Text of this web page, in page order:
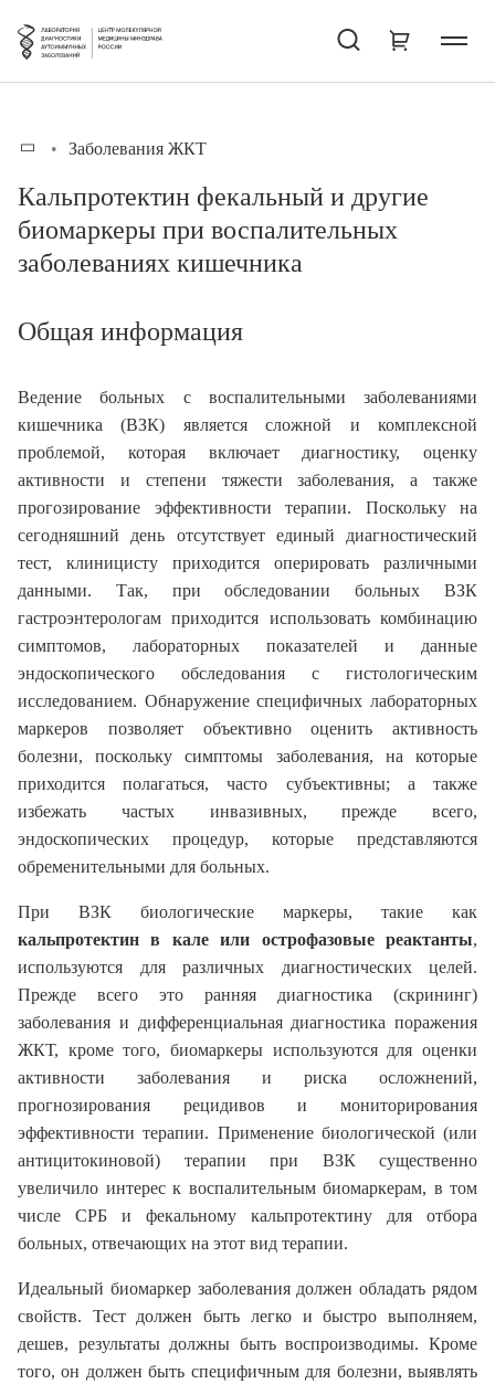
Заболевания ЖКТ
Кальпротектин фекальный и другие
биомаркеры при воспалительных
заболеваниях кишечника
Общая информация
Ведение больных с воспалительными заболеваниями
кишечника (ВЗК) является сложной и комплексной
проблемой, которая включает диагностику, оценку
активности и степени тяжести заболевания, а также
прогозирование эффективности терапии. Поскольку на
сегодняшний день отсутствует единый диагностический
тест, клиницисту приходится оперировать различными
данными. Так, при обследовании больных ВЗК
гастроэнтерологам приходится использовать комбинацию
симптомов, лабораторных показателей и данные
эндоскопического обследования с гистологическим
исследованием. Обнаружение специфичных лабораторных
маркеров позволяет объективно оценить активность
болезни, поскольку симптомы заболевания, на которые
приходится полагаться, часто субъективны; а также
избежать частых инвазивных, прежде всего,
эндоскопических процедур, которые представляются
обременительными для больных.
При ВЗК биологические маркеры, такие как
кальпротектин в кале или острофазовые реактанты,
используются для различных диагностических целей.
Прежде всего это ранняя диагностика (скрининг)
заболевания и дифференциальная диагностика поражения
ЖКТ, кроме того, биомаркеры используются для оценки
активности заболевания и риска осложнений,
прогнозирования рецидивов и мониторирования
эффективности терапии. Применение биологической (или
антицитокиновой) терапии при ВЗК существенно
увеличило интерес к воспалительным биомаркерам, в том
числе СРБ и фекальному кальпротектину для отбора
больных, отвечающих на этот вид терапии.
Идеальный биомаркер заболевания должен обладать рядом
свойств. Тест должен быть легко и быстро выполняем,
дешев, результаты должны быть воспроизводимы. Кроме
того, он должен быть специфичным для болезни, выявлять